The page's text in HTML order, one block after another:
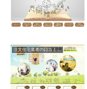
注文住宅業者の口コミと評判、体験談